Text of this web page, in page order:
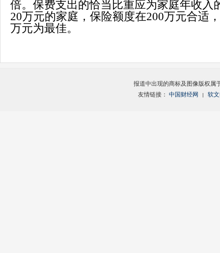
倍。保费支出的恰当比重应为家庭年收入
20万元的家庭，保险额度在200万元合适
万元为最佳。
报道中出现的商标及图像版权属
友情链接： 中国财经网 | 软